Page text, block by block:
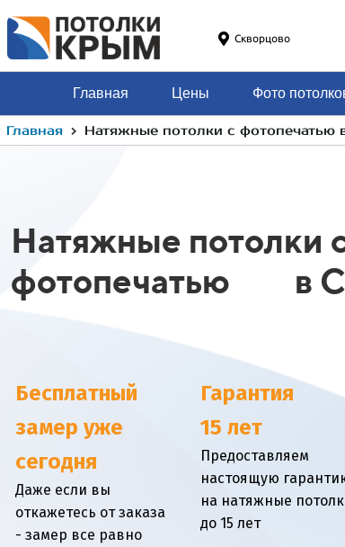
Скворцово
Главная Цены Фото
Главная › Натяжные потолки с
Натяжные потолки
фотопечатью в
Бесплатный
замер уже
сегодня
Даже если вы
откажетесь от заказа
- замер все равно
Гарантия
15 лет
Предоставляем
настоящую
на натяжные
до 15 лет